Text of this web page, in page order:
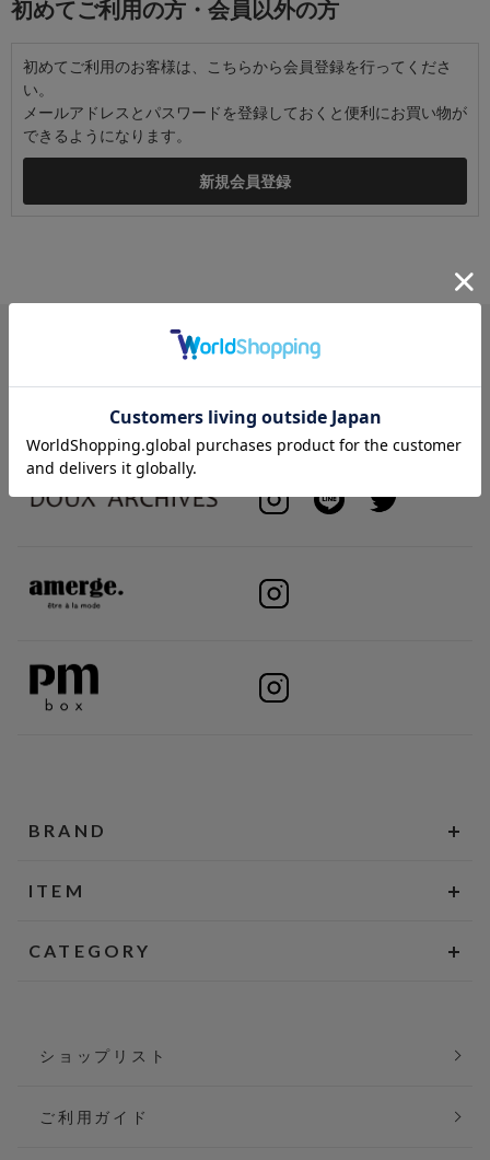
初めてご利用の方・会員以外の方
初めてご利用のお客様は、こちらから会員登録を行ってくださ
い。
メールアドレスとパスワードを登録しておくと便利にお買い物が
できるようになります。
BRAND
ITEM
CATEGORY
ショップリスト
ご利用ガイド